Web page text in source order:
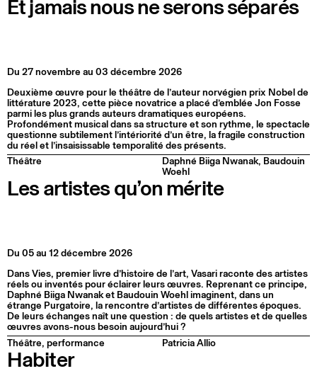
Et jamais nous ne serons séparés
Du 27 novembre au 03 décembre 2026
Deuxième œuvre pour le théâtre de l’auteur norvégien prix Nobel de
littérature 2023, cette pièce novatrice a placé d’emblée Jon Fosse
parmi les plus grands auteurs dramatiques européens.
Profondément musical dans sa structure et son rythme, le spectacle
questionne subtilement l’intériorité d’un être, la fragile construction
du réel et l’insaisissable temporalité des présents.
Théâtre
Daphné Biiga Nwanak, Baudouin
Woehl
Les artistes qu’on mérite
Du 05 au 12 décembre 2026
Dans Vies, premier livre d’histoire de l’art, Vasari raconte des artistes
réels ou inventés pour éclairer leurs œuvres. Reprenant ce principe,
Daphné Biiga Nwanak et Baudouin Woehl imaginent, dans un
étrange Purgatoire, la rencontre d’artistes de différentes époques.
De leurs échanges naît une question : de quels artistes et de quelles
œuvres avons-nous besoin aujourd’hui ?
Théâtre, performance
Patricia Allio
Habiter